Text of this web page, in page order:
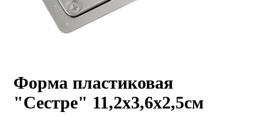
Форма пластиковая
"Сестре" 11,2х3,6х2,5см